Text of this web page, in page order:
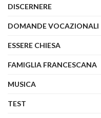
DISCERNERE
DOMANDE VOCAZIONALI
ESSERE CHIESA
FAMIGLIA FRANCESCANA
MUSICA
TEST